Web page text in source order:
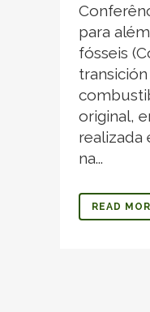
para
fósseis
original,
realizada
na...
READ